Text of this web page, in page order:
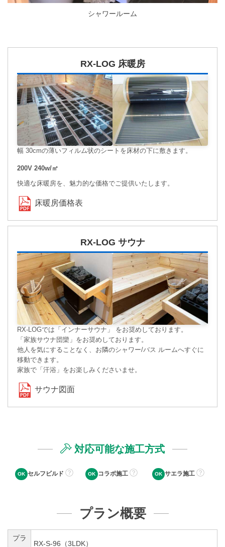
シャワールーム
RX-LOG 床暖房
幅 30cmの薄いフィルム状のシートを床材の下に敷きます。
200V 240w/㎡
快適な床暖房を、魅力的な価格でご提供いたします。
床暖房価格表
RX-LOG サウナ
RX-LOGでは「インナーサウナ」 をお奨めしております。
「家族サウナ団欒」をお奨めしております。
他人を気にすることなく、お隣のシャワー/バス ルームへすぐに
移動できます。
家族で「汗浴」をお楽しみくださいませ。
サウナ図面
対応可能な施工方式
セルフビルド コラボ施工 サエラ施工
プラン概要
プラ
RX-S-96（3LDK）